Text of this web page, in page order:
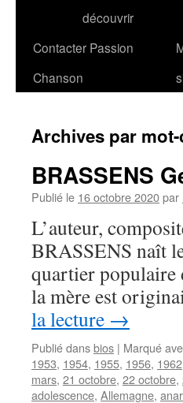
découvrir
Contacter Passion
Chanson
Archives par mot-
BRASSENS
Publié le 16 octobre 2020par
L’auteur,
BRASSENS naît
quartier populaire
la mère est
la lecture →
Publié dansbios | Marqué
1953, 1954, 1955, 1956, 1962
mars, 21 octobre, 22 octobre,
adolescence, Allemagne,